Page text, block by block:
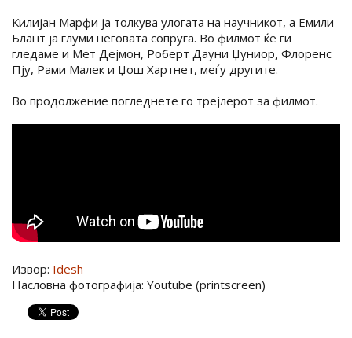
Килијан Марфи ја толкува улогата на научникот, а Емили
Блант ја глуми неговата сопруга. Во филмот ќе ги
гледаме и Мет Дејмон, Роберт Дауни Џуниор, Флоренс
Пју, Рами Малек и Џош Хартнет, меѓу другите.
Во продолжение погледнете го трејлерот за филмот.
Извор: Idesh
Насловна фотографија: Youtube (printscreen)